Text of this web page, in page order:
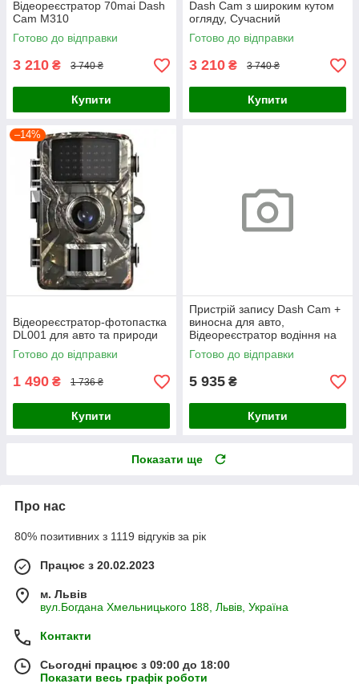
Відеореєстратор 70mai Dash
Cam M310
Готово до відправки
3 210 ₴ 3 740 ₴
Купити
Dash Cam з широким кутом
огляду, Сучасний
автомобільний реєстратор
для щоденних поїздок
Готово до відправки
3 210 ₴ 3 740 ₴
Купити
–14%
Відеореєстратор-фотопастка
DL001 для авто та природи
Готово до відправки
1 490 ₴ 1 736 ₴
Купити
Пристрій запису Dash Cam +
виносна для авто,
Відеореєстратор водіння на
лобове скло у машину з
безперервним записом
Готово до відправки
5 935 ₴
Купити
Показати ще
Про нас
80% позитивних з 1119 відгуків за рік
Працює з 20.02.2023
м. Львів
вул.Богдана Хмельницького 188, Львів, Україна
Контакти
Сьогодні працює з 09:00 до 18:00
Показати весь графік роботи